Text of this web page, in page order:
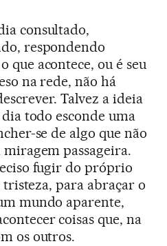
consultado,
respondendo
que acontece, ou é seu
na rede, não há
Talvez a ideia
todo esconde uma
se de algo que não
passageira.
fugir do próprio
para abraçar o
mundo aparente,
coisas que, na
os outros.